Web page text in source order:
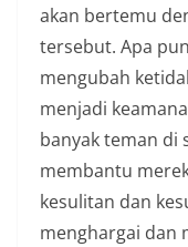
akan bertemu
tersebut. Apa
mengubah
menjadi
banyak teman di
membantu
kesulitan dan
menghargai dan